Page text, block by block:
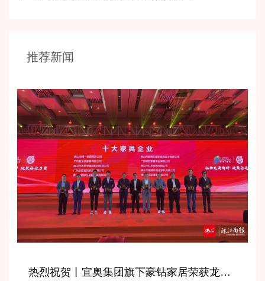
推荐新闻
热烈祝贺丨宜奥集团旗下豪钻家居荣获龙江“十大家具企业”殊荣!